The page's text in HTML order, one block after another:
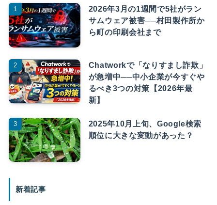
2026年3月の1週間で5社がラン
サムウェア被害──村田製作所か
ら町の印刷会社まで
Chatworkで「なりすまし詐欺」
が急増中──中小企業が今すぐや
るべき3つの対策【2026年最
新】
2025年10月上旬、Google検索
順位に大きな変動があった？
新着記事